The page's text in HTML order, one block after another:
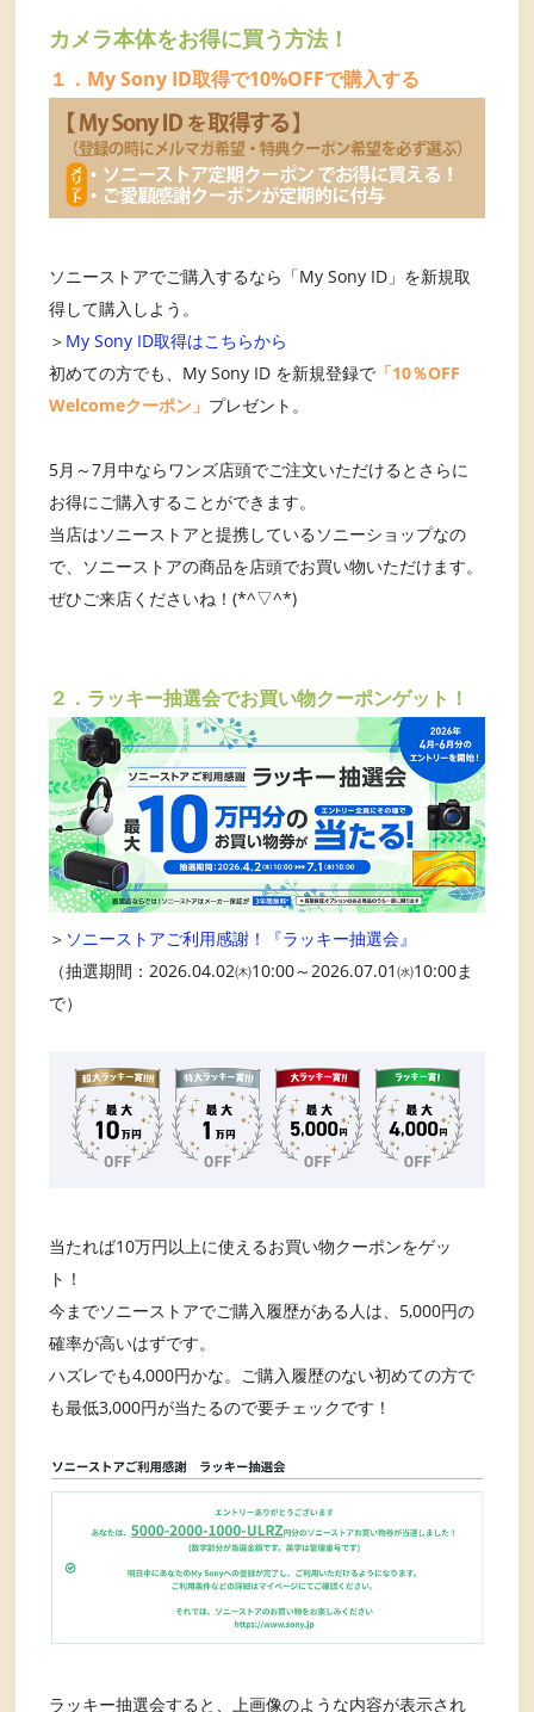
カメラ本体をお得に買う方法！
１．My Sony ID取得で10%OFFで購入する
ソニーストアでご購入するなら「My Sony ID」を新規取
得して購入しよう。
＞ My Sony ID取得はこちらから
初めての方でも、My Sony ID を新規登録で 「10％OFF
Welcomeクーポン」 プレゼント。
5月～7月中ならワンズ店頭でご注文いただけるとさらに
お得にご購入することができます。
当店はソニーストアと提携しているソニーショップなの
で、ソニーストアの商品を店頭でお買い物いただけます。
ぜひご来店くださいね！(*^▽^*)
２．ラッキー抽選会でお買い物クーポンゲット！
＞ ソニーストアご利用感謝！『ラッキー抽選会』
（抽選期間：2026.04.02㈭10:00～2026.07.01㈬10:00ま
で）
当たれば10万円以上に使えるお買い物クーポンをゲッ
ト！
今までソニーストアでご購入履歴がある人は、5,000円の
確率が高いはずです。
ハズレでも4,000円かな。ご購入履歴のない初めての方で
も最低3,000円が当たるので要チェックです！
ラッキー抽選会すると、上画像のような内容が表示され